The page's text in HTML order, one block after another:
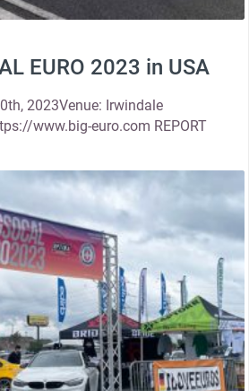
EURO 2023 in USA
2023Venue: Irwindale
www.big-euro.com REPORT